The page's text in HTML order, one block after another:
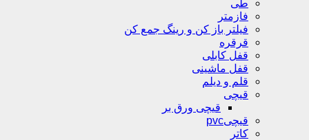
طی
فازمتر
فیلتر باز کن و رینگ جمع کن
قرقره
قفل کابلی
قفل ماشینی
قلم و دیلم
قیچی
قیچی ورق بر
قیچیpvc
کاتر